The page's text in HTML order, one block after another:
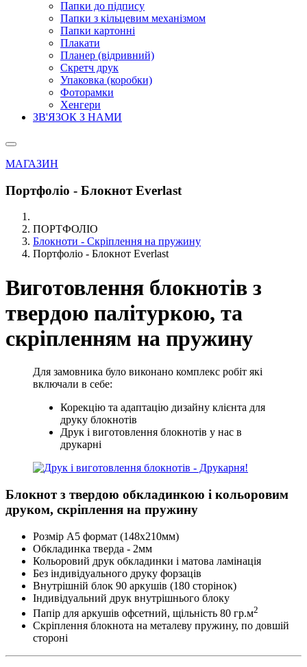
Папки до підпису
Папки з кільцевим механізмом
Папки картонні
Плакати
Планер (відривний)
Скретч друк
Упаковка (коробки)
Фоторамки
Хенгери
ЗВ'ЯЗОК З НАМИ
МАГАЗИН
Портфоліо - Блокнот Everlast
ПОРТФОЛІО
Блокноти - Скріплення на пружину
Портфоліо - Блокнот Everlast
Виготовлення блокнотів з
твердою палітуркою, та
скріпленням на пружину
Для замовника було виконано комплекс робіт які
включали в себе:
Корекцію та адаптацію дизайну клієнта для
друку блокнотів
Друк і виготовлення блокнотів у нас в
друкарні
Блокнот з твердою обкладинкою і кольоровим
друком, скріплення на пружину
Розмір А5 формат (148х210мм)
Обкладинка тверда - 2мм
Кольоровий друк обкладинки і матова ламінація
Без індивідуального друку форзаців
Внутрішній блок 90 аркушів (180 сторінок)
Індивідуальний друк внутрішнього блоку
Папір для аркушів офсетний, щільність 80 гр.м2
Скріплення блокнота на металеву пружину, по довшій
стороні